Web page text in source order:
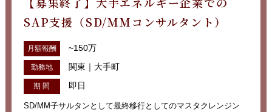
SAP支援（SD/MMコンサルタント）
月額報酬 ~150万
勤務地 関東｜大手町
期 間 即日
SD/MM子サルタンとして最終移行としてのマスタクレンジン